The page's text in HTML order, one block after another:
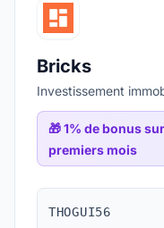
Bricks
Investissement
🎁1% de bonus
premiers mois
THOGUI56